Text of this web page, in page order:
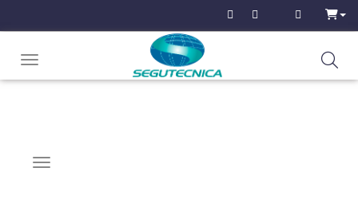
Toggle navigation
Navigation ein-/ausblenden